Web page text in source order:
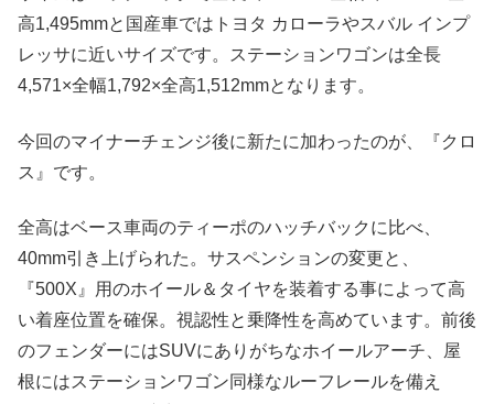
高1,495mmと国産車ではトヨタ カローラやスバル インプ
レッサに近いサイズです。ステーションワゴンは全長
4,571×全幅1,792×全高1,512mmとなります。
今回のマイナーチェンジ後に新たに加わったのが、『クロ
ス』です。
全高はベース車両のティーポのハッチバックに比べ、
40mm引き上げられた。サスペンションの変更と、
『500X』用のホイール＆タイヤを装着する事によって高
い着座位置を確保。視認性と乗降性を高めています。前後
のフェンダーにはSUVにありがちなホイールアーチ、屋
根にはステーションワゴン同様なルーフレールを備え